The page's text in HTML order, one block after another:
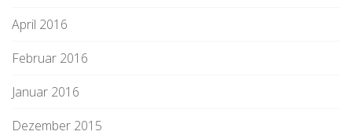
April 2016
Februar 2016
Januar 2016
Dezember 2015